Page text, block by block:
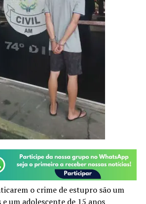
o crime de estupro são um
um adolescente de 15 anos